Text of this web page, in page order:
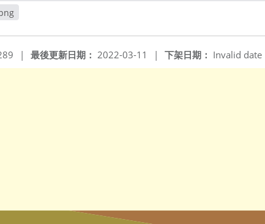
下架日期： Invalid date
最後更新日期： 2022-03-11 |
|